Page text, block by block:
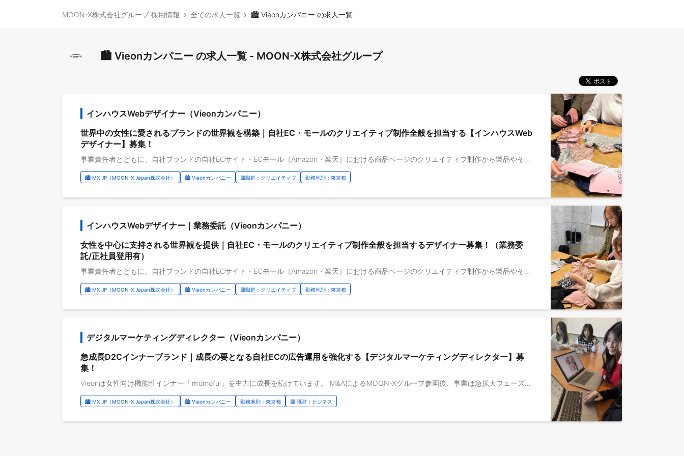
MOON-X株式会社グループ 採用情報 全ての求人一覧 🏙️ Vieonカンパニー の求人一覧
🏙️ Vieonカンパニー の求人一覧 - MOON-X株式会社グループ
インハウスWebデザイナー（Vieonカンパニー）
世界中の女性に愛されるブランドの世界観を構築｜自社EC・モールのクリエイティブ制作全般を担当する【インハウスWeb
デザイナー】募集！
事業責任者とともに、自社ブランドの自社ECサイト・ECモール（Amazon・楽天）における商品ページのクリエイティブ制作から製品やそのパッケージのデザインまで、momofulのブランド構築に関わるクリエイティブ業務をご担当いただきます。 ■MOON-X Japan/Vieonカンパニーとは ￣￣￣￣￣￣￣￣￣￣￣￣￣￣￣ 「世界中の女性のQOLを１％上げる」をMissionとし、機能性とデザイン性を兼ね備えた女性向け機能性インナーブランド「momoful（モモフル）」を展開しています。 体型の変化やホルモンバランスに悩む女性たちの「綺麗になりたい」という想いに寄り添い、改良を重ねながら進化を続けています。インナーウェアを通じて「女性らしい美しさ」と「快適な生活」を両立するブランドとして、多くの女性に寄り添い、世界中の女性に愛される製品を日々企画・開発しています。 <HP> https://www.momoful.com/ <主な製品> 累計販売数100万枚を突破した”momofulシリーズ” ・ヒップ部分に穴が空いた革新的なデザインがSNSで話題となった【ヒップアップショーツ】 ・女性ならではのニーズに注目した吸水×シームレス設計の【おりもの吸水ショーツ】 ・快適さと美しさを両立した【ナイトブラ】 ＜公式note＞ - Vieonってどんな会社？（https://note.com/moonx/n/n6c796eea7cdb） - 創業ストーリー（https://note.com/moonx/n/na75d6a399f7c） - 社員インタビュー（https://note.com/moonx/n/n0f8a3bbdf2ee） ※2026年4月にMOON-X Japan/Vieonカンパニーとして生まれかわりました。 上記のURLは一部旧社名表記のままです。 ■募集背景 ￣￣￣￣￣￣￣￣￣￣￣￣￣￣￣ 今までは社員一人ひとりが手探りで成長を続けてきましたが、現在のスピード成長に伴い、さらにメンバーを追加して組織を強化するフェーズに差し掛かりました。プロフェッショナルになりたい、企業とともに自分自身も一緒に成長したい人にぜひご入社いただきたいと考えています！ ■お任せしたい業務 ￣￣￣￣￣￣￣￣￣￣￣￣￣￣￣ ブランドのクリエイティブ戦略とアートディレクション及びデザインをしていただきます。自社ブランドの目的や状況に応じて、柔軟なクリエイティブの制作を行っていただきたいと考えています。 ・WEBにおけるデザインの企画・制作 （LP・WEB広告・自社EC・パッケージデザイン・リーフレット・SNSなど） - バナーデザイン - サムネイルデザイン - POPデザイン - 商品LPデザイン - コンテンツLPデザイン - WEB広告デザイン ・自社商品の撮影ディレクション ※変更の範囲：会社の定める業務の範囲による ■組織構成・メンバー ￣￣￣￣￣￣￣￣￣￣￣￣￣￣￣ チームは20代後半〜30代前半を中心とした少数精鋭。スピード感と柔軟さを大切にしながら、日々新しいアイデアを形にしています。女性ならではのリアルな視点を活かし、「こんなものがあったらいいのに」という想いから、世界中の女性に愛される製品を企画・開発しています。 仕事の領域はWebにとどまらず、パッケージやプロダクトデザイン、ブランドづくりまで幅広く関われるのが特徴です。企画段階から関わる機会も多く、一人ひとりの裁量が大きい環境だからこそ、自分のアイデアがそのまま商品やブランドとして形になっていく手応えを感じられます。 風通しがよく、意見やアイデアを歓迎する文化の中で、チーム全体で挑戦を楽しみながら成長している組織です。 また、MOON-Xグループならではの特徴として、MOON-X所属のクリエイティブ担当とともに業務に携わる体制もございます。クリエイティブのプロフェッショナルから、Webデザイン・プロダクトデザイン等幅広く学びを得ることが可能です。 ■今後期待する役割・キャリアステップ ￣￣￣￣￣￣￣￣￣￣￣￣￣￣￣ 本ポジションでは、ゆくゆくはデザインチームのマネジメントや、WEBだけでなく製品や店舗、動画制作、ブランディングなど担当領域の拡大が選択肢となります。 Vieonは女性向けインナー領域にてさらなる製品開発を追求するとともに、【海外進出】や【オフライン店舗展開】も視野に入れた活動を開始しています。 ”シェイプウエアアジアNo.1”を目指し、愛され続ける製品・ブランドになるべく邁進してまいります。 ぜひ、貴方もその立役者になってみませんか？ ※想定配属先はVieonカンパニーです。Vieonカンパニーの働き方については下部応募概要欄をご参照ください。
🏙️ MX JP（MOON-X Japan株式会社） 🏙️ Vieonカンパニー 🟥職群：クリエイティブ 勤務地別：東京都
インハウスWebデザイナー｜業務委託（Vieonカンパニー）
女性を中心に支持される世界観を提供｜自社EC・モールのクリエイティブ制作全般を担当するデザイナー募集！（業務委
託/正社員登用有）
事業責任者とともに、自社ブランドの自社ECサイト・ECモール（Amazon・楽天）における商品ページのクリエイティブ制作から製品やそのパッケージのデザインまで、momofulのブランド構築に関わるクリエイティブ業務をご担当いただきます。 ■MOON-X Japan/Vieonカンパニーとは ￣￣￣￣￣￣￣￣￣￣￣￣￣￣￣ 「世界中の女性のQOLを１％上げる」をMissionとし、機能性とデザイン性を兼ね備えた女性向け機能性インナーブランド「momoful（モモフル）」を展開しています。 体型の変化やホルモンバランスに悩む女性たちの「綺麗になりたい」という想いに寄り添い、改良を重ねながら進化を続けています。インナーウェアを通じて「女性らしい美しさ」と「快適な生活」を両立するブランドとして、多くの女性に寄り添い、世界中の女性に愛される製品を日々企画・開発しています。 <HP> https://www.momoful.com/ <主な製品> 累計販売数100万枚を突破した”momofulシリーズ” ・ヒップ部分に穴が空いた革新的なデザインがSNSで話題となった【ヒップアップショーツ】 ・女性ならではのニーズに注目した吸水×シームレス設計の【おりもの吸水ショーツ】 ・快適さと美しさを両立した【ナイトブラ】 ＜公式note＞ - Vieonってどんな会社？（https://note.com/moonx/n/n6c796eea7cdb） - 創業ストーリー（https://note.com/moonx/n/na75d6a399f7c） - 社員インタビュー（https://note.com/moonx/n/n0f8a3bbdf2ee） ※2026年4月にMOON-X Japan/Vieonカンパニーとして生まれかわりました。 上記のURLは一部旧社名表記のままです。 ■募集背景 ￣￣￣￣￣￣￣￣￣￣￣￣￣￣￣ 今までは社員一人ひとりが手探りで成長を続けてきましたが、現在の売上昨対比150％以上のスピードでの成長に伴い、さらにメンバーを追加して組織を強化するフェーズに差し掛かりました。プロフェッショナルになりたい、企業とともに自分自身も一緒に成長したい人と働きたいと考えております。 ■お任せしたい業務 ￣￣￣￣￣￣￣￣￣￣￣￣￣￣￣ ブランドのクリエイティブ戦略とアートディレクション及びデザインをしていただきます。自社ブランドの目的や状況に応じて、柔軟なクリエイティブの制作を行っていただきたいと考えています。 ・WEBにおけるデザインの企画・制作 （LP・WEB広告・自社EC・パッケージデザイン・リーフレット・SNSなど） - バナーデザイン - サムネイルデザイン - POPデザイン - 商品LPデザイン - コンテンツLPデザイン - WEB広告デザイン ・自社商品の撮影ディレクション ※想定配属先はVieonカンパニーです。Vieonカンパニーの働き方については下部応募概要欄をご参照ください。
🏙️ MX JP（MOON-X Japan株式会社） 🏙️ Vieonカンパニー 🟥職群：クリエイティブ 勤務地別：東京都
デジタルマーケティングディレクター（Vieonカンパニー）
急成長D2Cインナーブランド｜成長の要となる自社ECの広告運用を強化する【デジタルマーケティングディレクター】募
集！
Vieonは女性向け機能性インナー「ｍomoful」を主力に成長を続けています。 M&AによるMOON-Xグループ参画後、事業は急拡大フェーズに突入。売上成長の要となるデジタル広告運用のパフォーマンスを最大化させるため、既存メンバーとともに新規顧客獲得に向けたデジタルマーケターを募集します。 ■MOON-X Japan/Vieonカンパニーとは ￣￣￣￣￣￣￣￣￣￣￣￣ 「世界中の女性のQOLを１％上げる」をMissionとし、機能性とデザイン性を兼ね備えた女性向け機能性インナーブランド「momoful（モモフル）」を展開しています。 体型の変化やホルモンバランスに悩む女性たちの「綺麗になりたい」という想いに寄り添い、改良を重ねながら進化を続けています。インナーウェアを通じて「女性らしい美しさ」と「快適な生活」を両立するブランドとして、多くの女性に寄り添い、世界中の女性に愛される製品を日々企画・開発しています。 <HP> https://www.momoful.com/ <主な製品> 累計販売数100万枚を突破した”momofulシリーズ” ・ヒップ部分に穴が空いた革新的なデザインがSNSで話題となった【ヒップアップショーツ】 ・女性ならではのニーズに注目した吸水×シームレス設計の【おりもの吸水ショーツ】 ・快適さと美しさを両立した【ナイトブラ】 ＜公式note＞ - Vieonってどんな会社？（https://note.com/moonx/n/n6c796eea7cdb） - 創業ストーリー（https://note.com/moonx/n/na75d6a399f7c） - 社員インタビュー（https://note.com/moonx/n/n0f8a3bbdf2ee） ※2026年4月にMOON-X Japan/Vieonカンパニーとして生まれかわりました。 上記のURLは一部旧社名表記のままです。 ■仕事内容 ￣￣￣￣￣￣￣￣￣￣￣￣ ・運用型広告の自社運用/代理店ディレクションおよび戦略立案 Meta、Google、TikTok、LINE等のデジタル広告媒体による新規獲得の最大化。Metaなどは自社運用しているため、インハウスで高速なPDCAを実行します。 ・主要KPIのモニタリングと徹底した改善 売上・CPAだけでなく、利益やLTVまでを見据えた精緻な数値管理と施策実行。 ・クリエイティブの企画・検証 ユーザー行動データに基づき、勝てるバナー・動画の構成案を作成。制作チームと連携し、クリエイティブの鮮度と質を維持します。 ※変更の範囲：会社の定める業務の範囲による ■ミッション ￣￣￣￣￣￣￣￣￣￣￣￣ ・自社EC運営、広告運用を通じて売上・LTVの最大化を実現 ・顧客に継続的な価値を届け、ブランドへの共感を育む Vieonは女性向けインナー領域にてさらなる製品開発を追求するとともに、【海外進出】や【オフライン店舗展開】も視野に入れた活動を開始しています。 ”シェイプウエアアジアNo.1”を目指し、愛され続ける製品・ブランドになるべく邁進してまいります。 ■ポジションの魅力 ￣￣￣￣￣￣￣￣￣￣￣￣ ・広告運用を起点にブランドを牽引 メインは自社広告の運用ですが、単なる作業者ではなく、数値に基づき戦略立案や商品開発へも関与できます。事業主として一気通貫で成果を追う、代理店では味わえない手応えがあります。 ・経営直結のスピード感 カンパニーCEOでありブランド設立者である赤坂と密に連携するポジション。意思決定が極めて速く、現場の施策を即座に経営へ直結させる、圧倒的な裁量をお渡しします。 ・プロフェッショナルが集まる環境 MOON-Xグループメンバーには、P&G、サイバーエージェント、博報堂など、多様なバックグラウンドを持つプロ集団が在籍。グループを横断したナレッジ共有を通じ、マーケターとして一段上の視座が手に入ります。 ・上流へのキャリアチャレンジ 実績に応じ、EC責任者や経営メンバーへの早期ステップアップが可能。単純な広告運用担当に留まらない、事業を上流から動かすポジション事への道が開かれています。 ■チーム構成 ￣￣￣￣￣￣￣￣￣￣￣￣ 各領域のプロが自律しつつ、ブランド成長へ一丸となる「少数精鋭」の組織です。 CEO直下で広告・モール・制作の各エキスパートが在籍。プロとして自律しつつも驚くほど垣根がなく、ナレッジが即座に共有される相談しやすい環境です。一人で数字を追うのではなく、全員で試行錯誤を楽しみながらブランドを育てる文化。同じゴールへ突き進むチームの中核として、飛躍を共に喜び合える方を求めています。 ※想定配属先はVieonカンパニーです。Vieonカンパニーの働き方については下部応募概要欄をご参照ください。
🏙️ MX JP（MOON-X Japan株式会社） 🏙️ Vieonカンパニー 勤務地別：東京都 🟥 職群：ビジネス